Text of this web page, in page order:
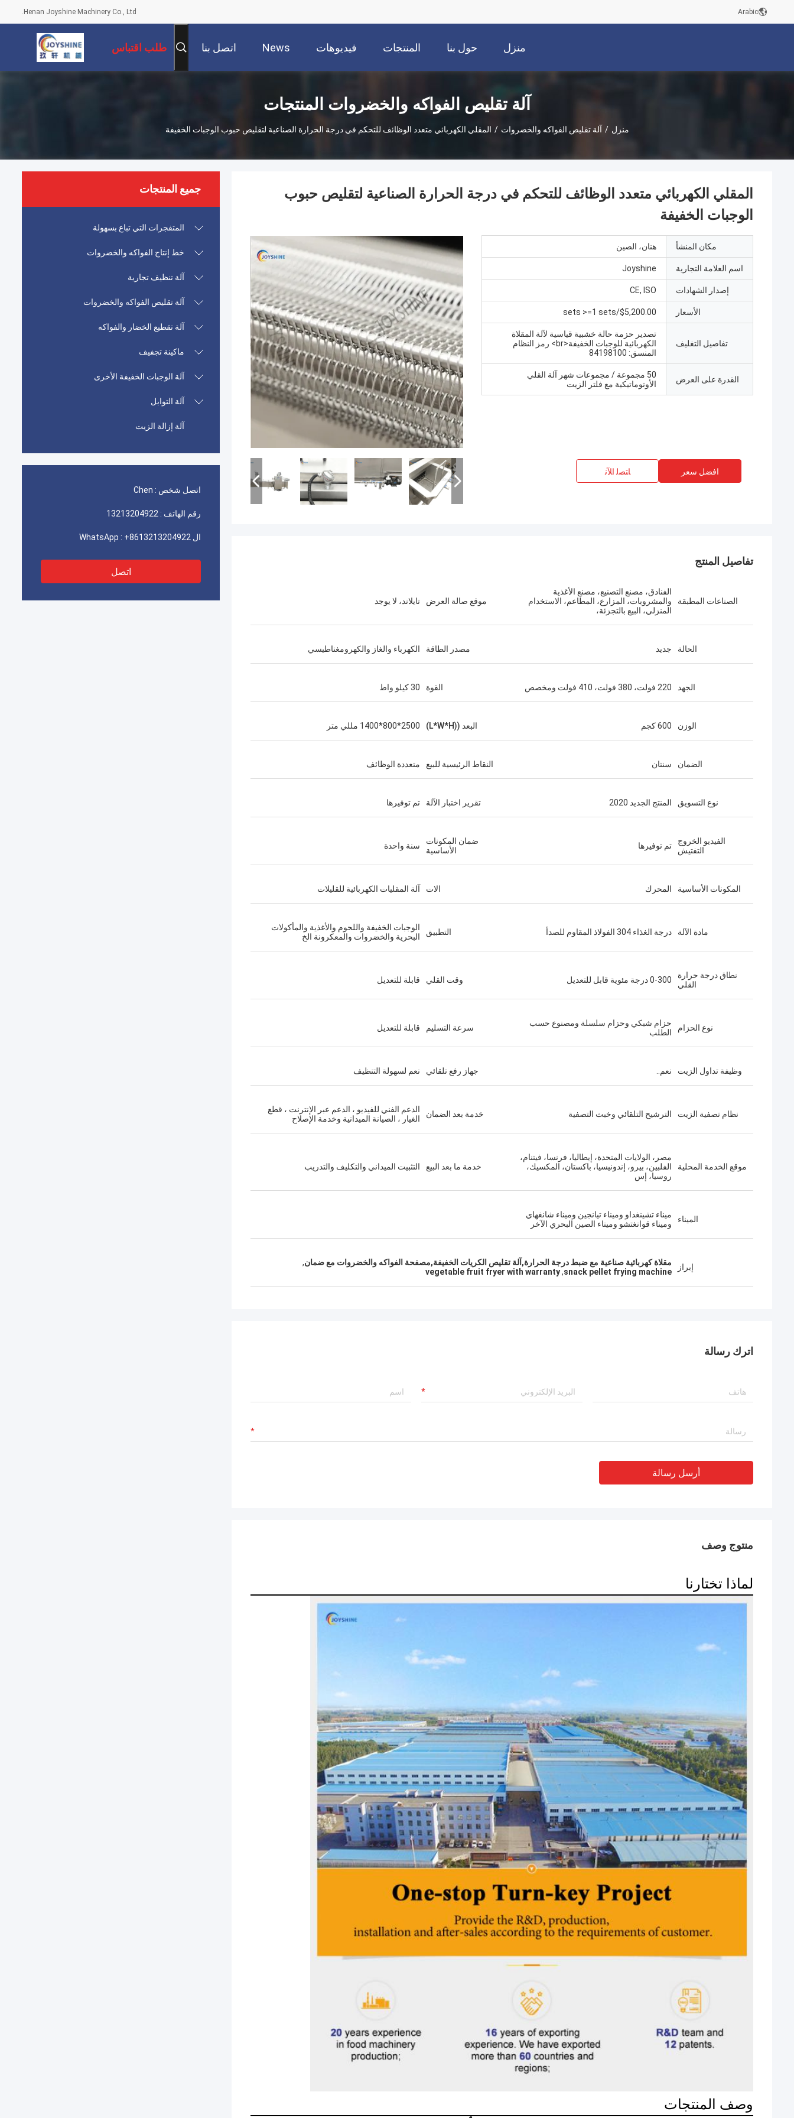
Henan Joyshine Machinery Co., Ltd. Arabic
منزل حول بنا المنتجات فيديوهات News اتصل بنا طلب اقتباس
آلة تقليص الفواكه والخضروات المنتجات
منزل / آلة تقليص الفواكه والخضروات / المقلي الكهربائي متعدد الوظائف للتحكم في درجة الحرارة الصناعية لتقليص حبوب الوجبات الخفيفة
جميع المنتجات
المتفجرات التي تباع بسهولة
خط إنتاج الفواكه والخضروات
آلة تنظيف تجارية
آلة تقليص الفواكه والخضروات
آلة تقطيع الخضار والفواكه
ماكينة تجفيف
آلة الوجبات الخفيفة الأخرى
آلة التوابل
آلة إزالة الزيت
اتصل شخص : Chen
رقم الهاتف : 13213204922
ال WhatsApp : +8613213204922
اتصل
المقلي الكهربائي متعدد الوظائف للتحكم في درجة الحرارة الصناعية لتقليص حبوب
الوجبات الخفيفة
مكان المنشأ هنان، الصين
اسم العلامة التجارية Joyshine
إصدار الشهادات CE, ISO
الأسعار $5,200.00/sets >=1 sets
تفاصيل التغليف
تصدير حزمة حالة خشبية قياسية لآلة المقلاة
الكهربائية للوجبات الخفيفة<br> رمز النظام
المنسق: 84198100
القدرة على العرض
50 مجموعة / مجموعات شهر آلة القلي
الأوتوماتيكية مع فلتر الزيت
افضل سعر ﺎﺘﺼﻟ ﺍﻶﻧ
تفاصيل المنتج
الصناعات المطبقة
الفنادق، مصنع التصنيع، مصنع الأغذية
والمشروبات، المزارع، المطاعم، الاستخدام
المنزلي، البيع بالتجزئة،
موقع صالة العرض تايلاند، لا يوجد
الحالة جديد مصدر الطاقة الكهرباء والغاز والكهرومغناطيسي
الجهد 220 فولت، 380 فولت، 410 فولت ومخصص القوة 30 كيلو واط
الوزن 600 كجم البعد ((L*W*H) 2500*800*1400 مللي متر
الضمان سنتان النقاط الرئيسية للبيع متعددة الوظائف
نوع التسويق المنتج الجديد 2020 تقرير اختبار الآلة تم توفيرها
الفيديو الخروج
التفتيش
تم توفيرها
ضمان المكونات
الأساسية
سنة واحدة
المكونات الأساسية المحرك الات آلة المقليات الكهربائية للقليلات
مادة الآلة درجة الغذاء 304 الفولاذ المقاوم للصدأ التطبيق
الوجبات الخفيفة واللحوم والأغذية والمأكولات
البحرية والخضروات والمعكرونة الخ
نطاق درجة حرارة
القلي
0-300 درجة مئوية قابل للتعديل وقت القلي قابلة للتعديل
نوع الحزام
حزام شبكي وحزام سلسلة ومصنوع حسب
الطلب
سرعة التسليم قابلة للتعديل
وظيفة تداول الزيت نعم.. جهاز رفع تلقائي نعم لسهولة التنظيف
نظام تصفية الزيت الترشيح التلقائي وخبث التصفية خدمة بعد الضمان
الدعم الفني للفيديو ، الدعم عبر الإنترنت ، قطع
الغيار ، الصيانة الميدانية وخدمة الإصلاح
موقع الخدمة المحلية
مصر، الولايات المتحدة، إيطاليا، فرنسا، فيتنام،
الفلبين، بيرو، إندونيسيا، باكستان، المكسيك،
روسيا، إس
خدمة ما بعد البيع التثبيت الميداني والتكليف والتدريب
الميناء
ميناء تشينغداو وميناء تيانجين وميناء شانغهاي
وميناء قوانغتشو وميناء الصين البحري الآخر
إبراز مقلاة كهربائية صناعية مع ضبط درجة الحرارة,آلة تقليص الكريات الخفيفة,مصفحة الفواكه والخضروات مع ضمان,
snack pellet frying machine
,
vegetable fruit fryer with warranty
اترك رسالة
أرسل رسالة
منتوج وصف
لماذا تختارنا
وصف المنتجات